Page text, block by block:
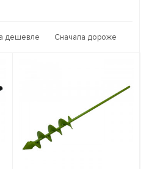
дешевле Сначала дороже